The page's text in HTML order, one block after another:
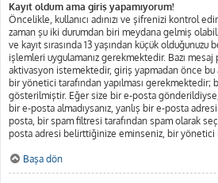
Kayıt oldum ama giriş yapamıyorum!
Öncelikle, kullanıcı adınızı ve şifrenizi kontrol
zaman şu iki durumdan biri meydana gelmiş
ve kayıt sırasında 13 yaşından küçük
işlemleri uygulamanız gerekmektedir. Bazı mesaj
aktivasyon istemektedir, giriş yapmadan önce
bir yönetici tarafından yapılması gerekmektedir;
gösterilmiştir. Eğer size bir e-posta
bir e-posta almadıysanız, yanlış bir e-posta
posta, bir spam filtresi tarafından spam olarak
posta adresi belirttiğinize eminseniz, bir
Başa dön